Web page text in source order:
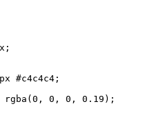
#c4c4c4;
0, 0, 0.19);